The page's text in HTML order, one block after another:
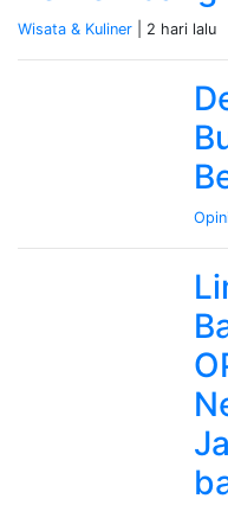
Wisata & Kuliner | 2 hari lalu